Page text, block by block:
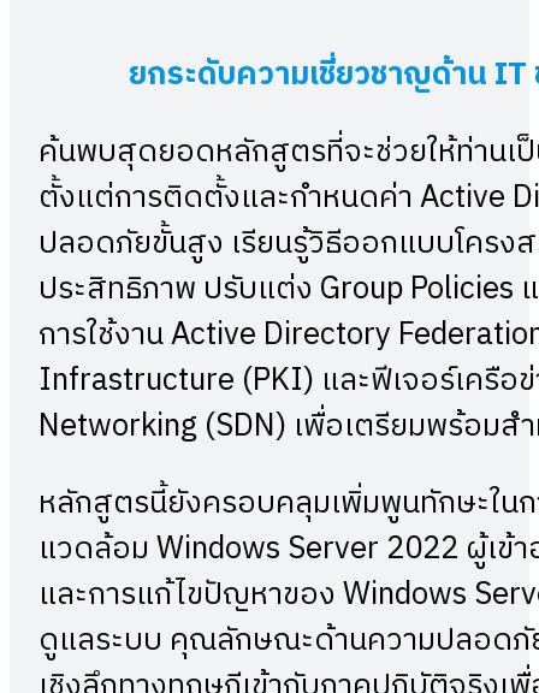
ยกระดับความเชี่ยวชาญด้านIT
ค้นพบสุดยอดหลักสูตรที่จะช่วยให้ท่านเ
ตั้งแต่การติดตั้งและกำหนดค่า Active
ปลอดภัยขั้นสูง เรียนรู้วิธีออกแบบโครง
ประสิทธิภาพ ปรับแต่ง Group Policies
การใช้งาน Active Directory
Infrastructure (PKI) และฟีเจอร์เครือ
Networking (SDN) เพื่อเตรียมพร้อม
หลักสูตรนี้ยังครอบคลุมเพิ่มพูนทักษะใน
แวดล้อม Windows Server 2022 ผู้เข้
และการแก้ไขปัญหาของ Windows
ดูแลระบบ คุณลักษณะด้านความปลอดภั